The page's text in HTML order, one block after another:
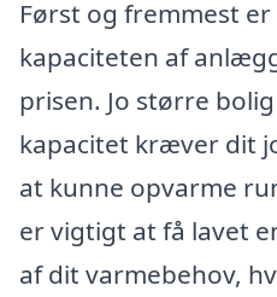
Først og fremmest
kapaciteten af
prisen. Jo større
kapacitet kræver dit
at kunne opvarme
er vigtigt at få lavet
af dit varmebehov,